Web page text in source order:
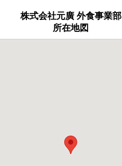
株式会社元廣 外食事業部
所在地図